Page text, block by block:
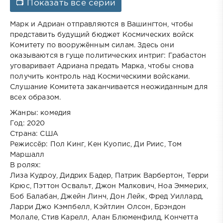
📺 Показать все серии
Марк и Адриан отправляются в Вашингтон, чтобы
представить будущий бюджет Космических войск
Комитету по вооружённым силам. Здесь они
оказываются в гуще политических интриг: Грабастон
уговаривает Адриана предать Марка, чтобы снова
получить контроль над Космическими войсками.
Слушание Комитета заканчивается неожиданным для
всех образом.
Жанры: комедия
Год: 2020
Страна: США
Режиссёр: Пол Кинг, Кен Куопис, Ди Риис, Том
Маршалл
В ролях:
Лиза Кудроу, Дидрих Бадер, Патрик Варбертон, Терри
Крюс, Пэттон Освальт, Джон Малкович, Ноа Эммерих,
Боб Балабан, Джейн Линч, Дон Лейк, Фред Уиллард,
Ларри Джо Кэмпбелл, Кэйтлин Олсон, Брэндон
Молале, Стив Карелл, Алан Блюменфилд, Кончетта